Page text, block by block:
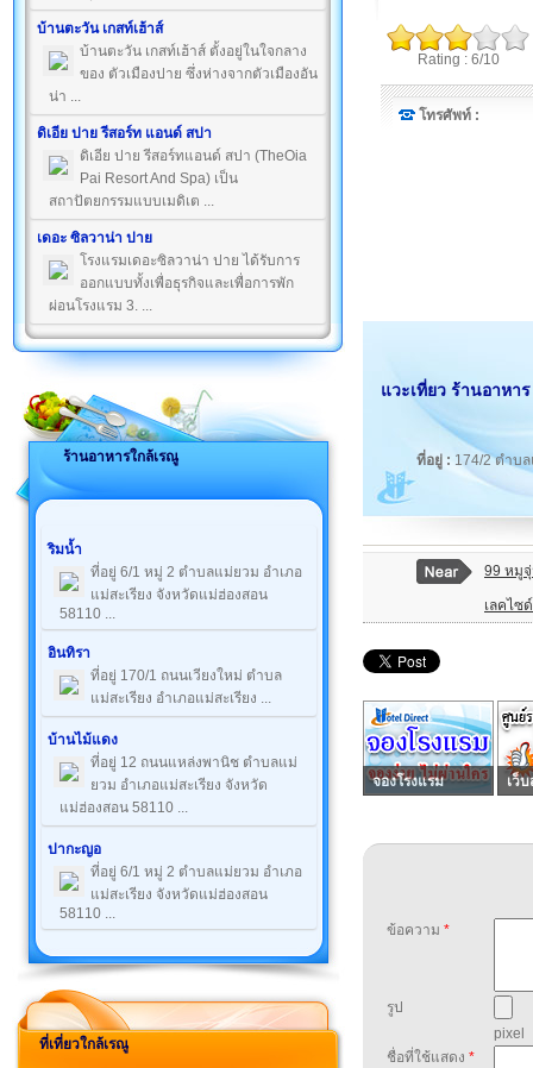
บ้านตะวัน เกสท์เฮ้าส์
บ้านตะวัน เกสท์เฮ้าส์ ตั้งอยู่ในใจกลาง
ของ ตัวเมืองปาย ซึ่งห่างจากตัวเมืองอัน
น่า ...
ดิเอีย ปาย รีสอร์ท แอนด์ สปา
ดิเอีย ปาย รีสอร์ทแอนด์ สปา (TheOia
Pai Resort And Spa) เป็น
สถาปัตยกรรมแบบเมดิเต ...
เดอะ ซิลวาน่า ปาย
โรงแรมเดอะซิลวาน่า ปาย ได้รับการ
ออกแบบทั้งเพื่อธุรกิจและเพื่อการพัก
ผ่อนโรงแรม 3. ...
ร้านอาหารใกล้เรณู
ริมน้ำ
ที่อยู่ 6/1 หมู่ 2 ตำบลแม่ยวม อำเภอ
แม่สะเรียง จังหวัดแม่ฮ่องสอน
58110 ...
อินทิรา
ที่อยู่ 170/1 ถนนเวียงใหม่ ตำบล
แม่สะเรียง อำเภอแม่สะเรียง ...
บ้านไม้แดง
ที่อยู่ 12 ถนนแหล่งพานิช ตำบลแม่
ยวม อำเภอแม่สะเรียง จังหวัด
แม่ฮ่องสอน 58110 ...
ปากะญอ
ที่อยู่ 6/1 หมู่ 2 ตำบลแม่ยวม อำเภอ
แม่สะเรียง จังหวัดแม่ฮ่องสอน
58110 ...
ที่เที่ยวใกล้เรณู
Rating : 6/10
โทรศัพท์ :
แวะเที่ยว ร้านอาหา
ที่อยู่ : 174/2 ตำบ
99 หมู
เลคไซ
จองโรงแรม เว็
ข้อความ *
รูป
pixel
ชื่อที่ใช้แสดง *